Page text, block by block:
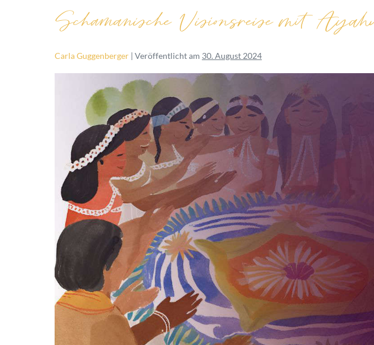
Schamanische Visionsreise mit
Carla Guggenberger | Veröffentlicht am 30. August 2024